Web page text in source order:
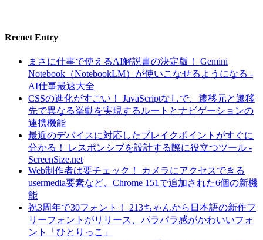
Recnet Entry
まさに仕事で使えるAI解説書の決定版！ Gemini
Notebook（NotebookLM）が使いこなせるようになる -
AI仕事最速大全
CSSの進化がすごい！ JavaScriptなしで、遷移元と遷移
先で異なる挙動を実現するルートとナビゲーションの
連携機能
最近のデバイスに対応したブレイクポイントがすぐに
分かる！ レスポンシブを設計する際に役立つツール -
ScreenSize.net
Web制作者は要チェック！ カメラにアクセスできる
usermedia要素など、Chrome 151で追加された6個の新機
能
祝3周年で30フォント！ 213ちゃんから日本語の新作フ
リーフォントがリリース、パラパラ感がかわいいフォ
ント「ひとりっこ」